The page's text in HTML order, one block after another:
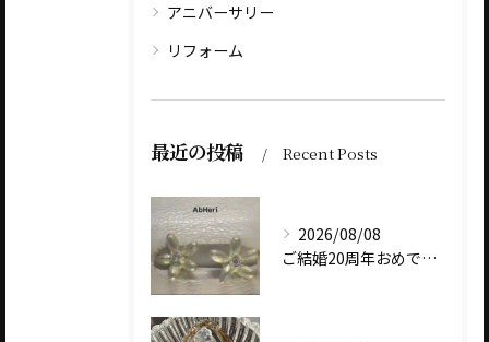
アニバーサリー
リフォーム
最近の投稿 Recent Posts
2026/08/08
ご結婚20周年おめでとうございます